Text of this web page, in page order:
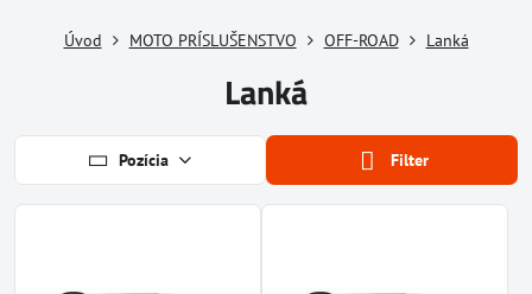
Úvod MOTO PRÍSLUŠENSTVO OFF-ROAD Lanká
Lanká
Pozícia Filter